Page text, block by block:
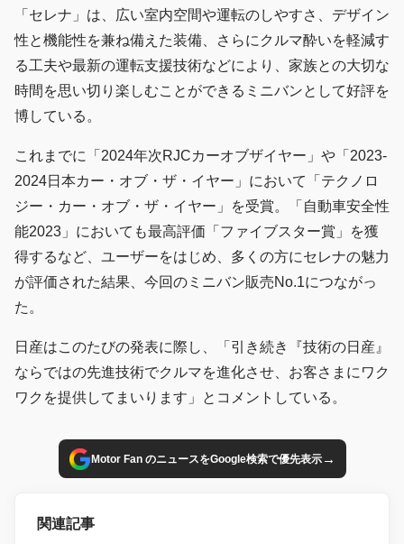
「セレナ」は、広い室内空間や運転のしやすさ、デザイン
性と機能性を兼ね備えた装備、さらにクルマ酔いを軽減す
る工夫や最新の運転支援技術などにより、家族との大切な
時間を思い切り楽しむことができるミニバンとして好評を
博している。
これまでに「2024年次RJCカーオブザイヤー」や「2023-
2024日本カー・オブ・ザ・イヤー」において「テクノロ
ジー・カー・オブ・ザ・イヤー」を受賞。「自動車安全性
能2023」においても最高評価「ファイブスター賞」を獲
得するなど、ユーザーをはじめ、多くの方にセレナの魅力
が評価された結果、今回のミニバン販売No.1につながっ
た。
日産はこのたびの発表に際し、「引き続き『技術の日産』
ならではの先進技術でクルマを進化させ、お客さまにワク
ワクを提供してまいります」とコメントしている。
Motor Fan のニュースをGoogle検索で優先表示→
関連記事